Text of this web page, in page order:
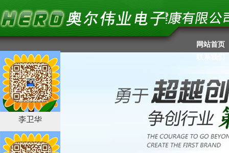
网站首页
联系我们